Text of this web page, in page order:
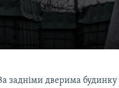
задніми дверима будинку